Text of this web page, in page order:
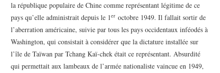
la république populaire de Chine comme représentant légitime de ce
pays qu’elle administrait depuis le 1er octobre 1949. Il fallait sortir de
l’aberration américaine, suivie par tous les pays occidentaux inféodés à
Washington, qui consistait à considérer que la dictature installée sur
l’île de Taïwan par Tchang Kaï-chek était ce représentant. Absurdité
qui permettait aux lambeaux de l’armée nationaliste vaincue en 1949,